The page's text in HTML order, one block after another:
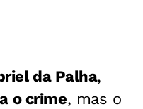
da Palha,
o crime, mas o